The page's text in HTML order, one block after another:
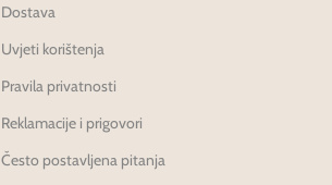
Dostava
Uvjeti korištenja
Pravila privatnosti
Reklamacije i prigovori
Često postavljena pitanja